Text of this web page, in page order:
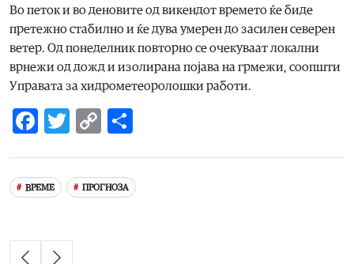
Во петок и во деновите од викендот времето ќе биде
претежно стабилно и ќе дува умерен до засилен северен
ветер. Од понеделник повторно се очекуваат локални
врнежи од дожд и изолирана појава на грмежи, соопшти
Управата за хидрометеоролошки работи.
Facebook
Twitter
Copy
ВРЕМЕ ПРОГНОЗА